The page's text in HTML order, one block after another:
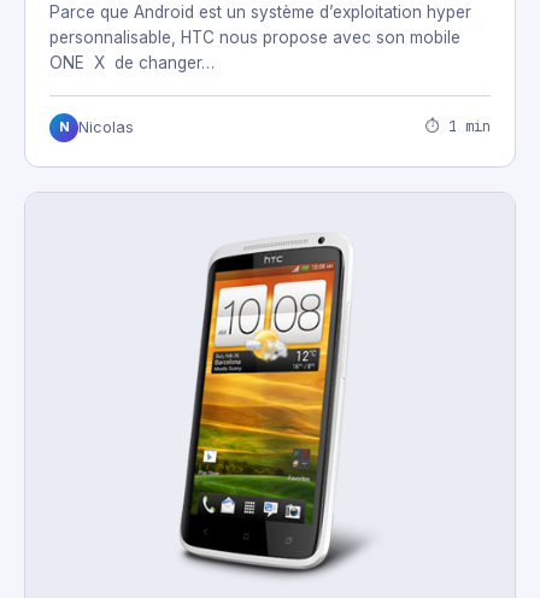
Parce que Android est un système d’exploitation hyper
personnalisable, HTC nous propose avec son mobile
ONE X de changer…
N Nicolas ⏱ 1 min